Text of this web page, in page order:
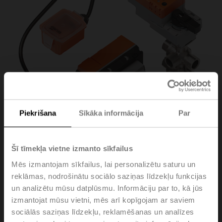
Piekrišana Sīkāka informācija Par
Šī tīmekļa vietne izmanto sīkfailus
Mēs izmantojam sīkfailus, lai personalizētu saturu un
reklāmas, nodrošinātu sociālo saziņas līdzekļu funkcijas
un analizētu mūsu datplūsmu. Informāciju par to, kā jūs
izmantojat mūsu vietni, mēs arī kopīgojam ar saviem
sociālās saziņas līdzekļu, reklamēšanas un analīzes
EP025R6+BAC-HH1
Electr. 6-way PI-CCV EPIV, AC/DC 24 V, BACnet
MS/TP, Modbus RTU, MP-Bus, 2...10 V, DN 25, Internal
thread, Rp 1", PN 16, ps 1600 kPa, V'nom 3500 l/h,